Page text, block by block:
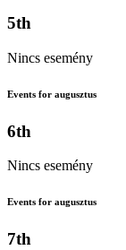
5th
Nincs esemény
Events for augusztus
6th
Nincs esemény
Events for augusztus
7th